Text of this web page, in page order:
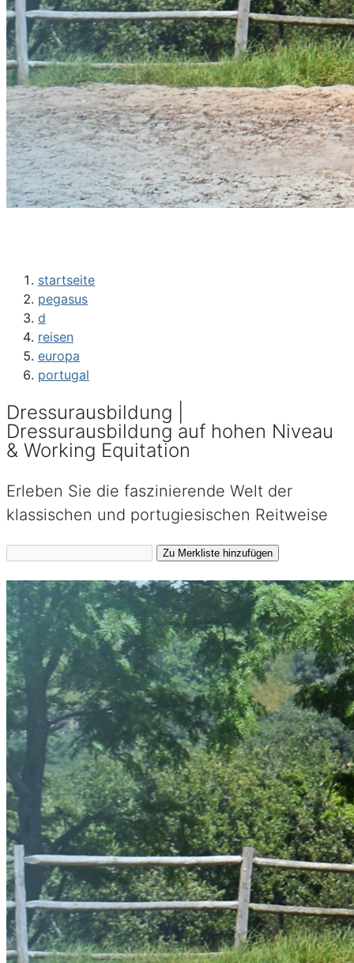
startseite
pegasus
d
reisen
europa
portugal
Dressurausbildung |
Dressurausbildung auf hohen Niveau
& Working Equitation
Erleben Sie die faszinierende Welt der
klassischen und portugiesischen Reitweise